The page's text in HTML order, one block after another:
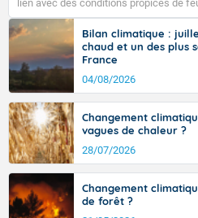
températures sont au-dessus
Petit vent de Sud-Est
Pour dimanche matin.
Temps largement ensoleillé.
Températures minimales : 24
sont au-dessus des valeurs de
Vent d'Est à Nord-Est faible à
Pour dimanche après-midi.
lien avec des conditions propices de
tramontane ? Quelles sont ses
vent turbulent soufflant de secteur
ouest, dans un secteur qui part du
l’ouest de l’Hérault. L’étymologie de
signifiant au-delà des monts, en
d’où provient ce vent.
Bilan climatique :
chaud et un des plus
France
04/08/2026
Changement
vagues de chaleur ?
28/07/2026
Changement
de forêt ?